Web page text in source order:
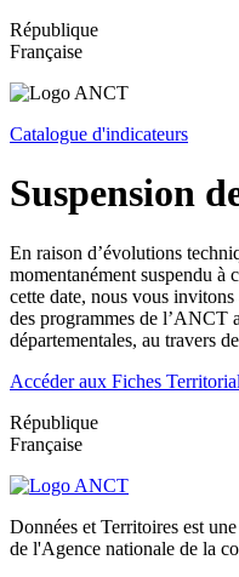
République
Française
Catalogue d'indicateurs
Suspension
En raison d’évolutions
momentanément suspendu
cette date, nous vous
des programmes de l’ANCT
départementales, au travers
Accéder aux Fiches
République
Française
Données et Territoires est
de l'Agence nationale de la